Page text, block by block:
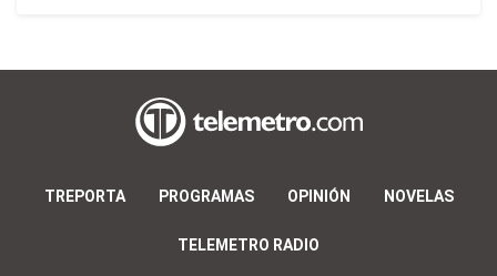
TREPORTA PROGRAMAS OPINIÓN NOVELAS
TELEMETRO RADIO